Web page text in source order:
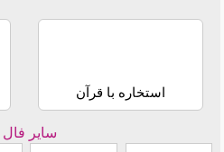
استخاره با قرآن
سایر فال